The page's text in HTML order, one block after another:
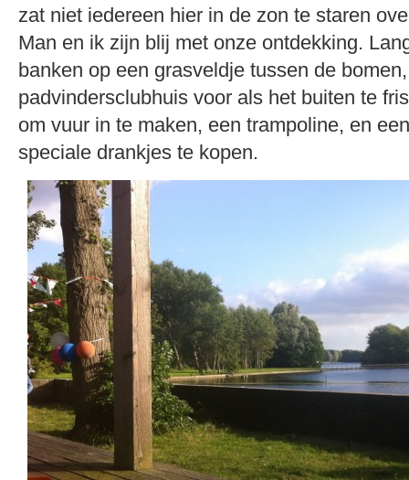
zat niet iedereen hier in de zon te staren
Man en ik zijn blij met onze ontdekking.
banken op een grasveldje tussen de
padvindersclubhuis voor als het buiten te
om vuur in te maken, een trampoline, en
speciale drankjes te kopen.